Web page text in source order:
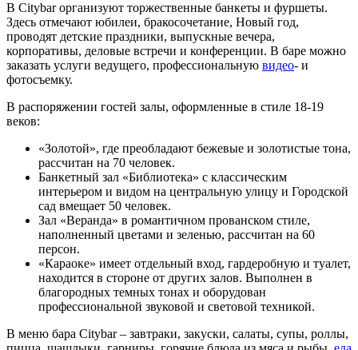
В Citybar организуют торжественные банкеты и фуршеты.
Здесь отмечают юбилеи, бракосочетание, Новый год,
проводят детские праздники, выпускные вечера,
корпоративы, деловые встречи и конференции. В баре можно
заказать услуги ведущего, профессиональную видео- и
фотосъемку.
В распоряжении гостей залы, оформленные в стиле 18-19
веков:
«Золотой», где преобладают бежевые и золотистые тона,
рассчитан на 70 человек.
Банкетный зал «Библиотека» с классическим
интерьером и видом на центральную улицу и Городской
сад вмещает 50 человек.
Зал «Веранда» в романтичном прованском стиле,
наполненный цветами и зеленью, рассчитан на 60
персон.
«Караоке» имеет отдельный вход, гардеробную и туалет,
находится в стороне от других залов. Выполнен в
благородных темных тонах и оборудован
профессиональной звуковой и световой техникой.
В меню бара Citybar – завтраки, закуски, салаты, супы, роллы,